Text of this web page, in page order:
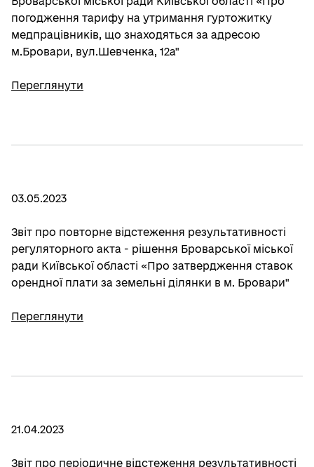
погодження тарифу на утримання гуртожитку
медпрацівників, що знаходяться за адресою
м.Бровари, вул.Шевченка, 12а"
Переглянути
03.05.2023
Звіт про повторне відстеження результативності
регуляторного акта - рішення Броварської міської
ради Київської області «Про затвердження ставок
орендної плати за земельні ділянки в м. Бровари"
Переглянути
21.04.2023
Звіт про періодичне відстеження результативності